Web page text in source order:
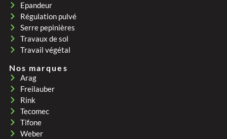
Epandeur
Régulation pulvé
Serre pepinières
Travaux de sol
Travail végétal
Nos marques
Arag
Freilauber
Rink
Tecomec
Tifone
Weber